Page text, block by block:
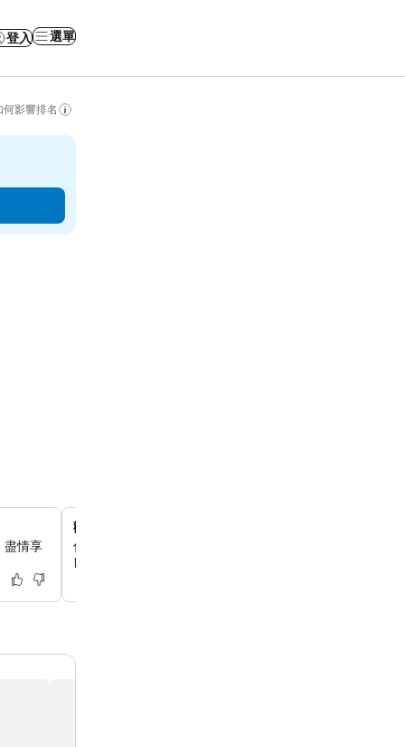
登入 選單
何影響排名
盡情享
歡迎攜帶寵物入住
你可以帶著毛孩一同旅行，酒店歡迎貓狗入住，讓你的全
自在。